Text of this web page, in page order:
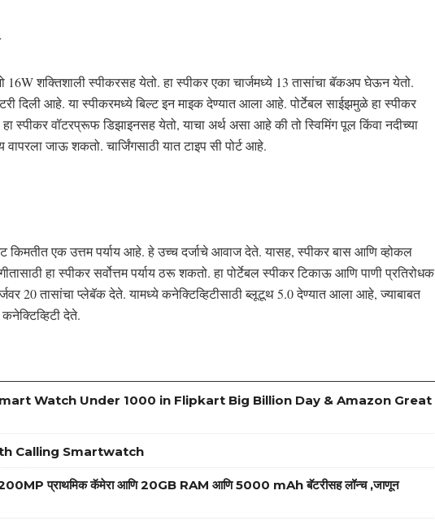
शक्तिशाली स्पीकरसह येतो. हा स्पीकर एका चार्जमध्ये 13 तासांचा बॅकअप घेऊन येतो.
दिली आहे. या स्पीकरमध्ये बिल्ट इन माइक देण्यात आला आहे. पोर्टेबल साईझमुळे हा स्पीकर
स्पीकर वॉटरप्रूफ डिझाइनसह येतो, याचा अर्थ असा आहे की तो स्विमिंग पूल किंवा नदीच्या
जाऊ शकतो. चार्जिंगसाठी यात टाइप सी पोर्ट आहे.
किमतीत एक उत्तम पर्याय आहे. हे उच्च दर्जाचे आवाज देते. यासह, स्पीकर बास आणि व्होकल
हा स्पीकर सर्वोत्तम पर्याय ठरू शकतो. हा पोर्टेबल स्पीकर टिकाऊ आणि पाणी प्रतिरोधक
20 तासांचा प्लेबॅक देते. यामध्ये कनेक्टिव्हिटीसाठी ब्लूटूथ 5.0 देण्यात आला आहे, ज्याबाबत
देते.
Watch Under 1000 in Flipkart Big Billion Day & Amazon Great
Calling Smartwatch
प्राथमिक कॅमेरा आणि 20GB RAM आणि 5000 mAh बॅटरीसह लॉन्च ,जाणून